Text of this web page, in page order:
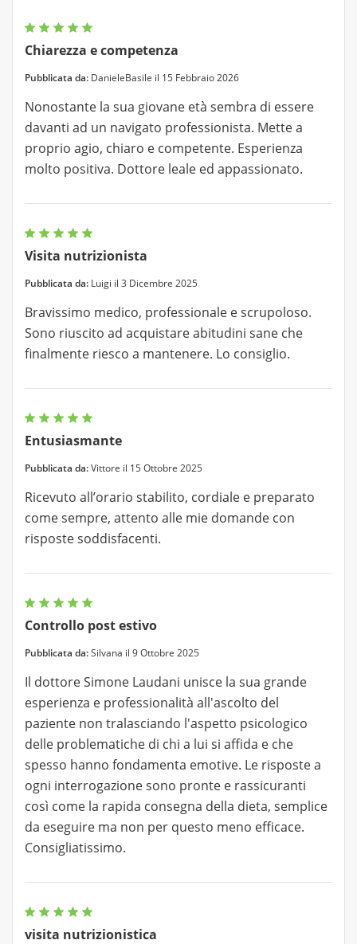
Chiarezza e competenza
Pubblicata da: DanieleBasile il 15 Febbraio 2026
Nonostante la sua giovane età sembra di essere
davanti ad un navigato professionista. Mette a
proprio agio, chiaro e competente. Esperienza
molto positiva. Dottore leale ed appassionato.
Visita nutrizionista
Pubblicata da: Luigi il 3 Dicembre 2025
Bravissimo medico, professionale e scrupoloso.
Sono riuscito ad acquistare abitudini sane che
finalmente riesco a mantenere. Lo consiglio.
Entusiasmante
Pubblicata da:Vittore il 15 Ottobre 2025
Ricevuto all’orario stabilito, cordiale e preparato
come sempre, attento alle mie domande con
risposte soddisfacenti.
Controllo post estivo
Pubblicata da:Silvana il 9 Ottobre 2025
Il dottore Simone Laudani unisce la sua grande
esperienza e professionalità all'ascolto del
paziente non tralasciando l'aspetto psicologico
delle problematiche di chi a lui si affida e che
spesso hanno fondamenta emotive. Le risposte a
ogni interrogazione sono pronte e rassicuranti
così come la rapida consegna della dieta, semplice
da eseguire ma non per questo meno efficace.
Consigliatissimo.
visita nutrizionistica